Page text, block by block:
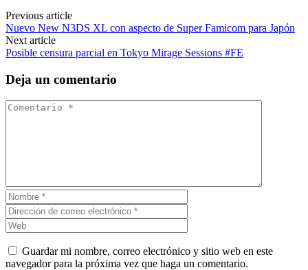
Previous article
Nuevo New N3DS XL con aspecto de Super Famicom para Japón
Next article
Posible censura parcial en Tokyo Mirage Sessions #FE
Deja un comentario
Guardar mi nombre, correo electrónico y sitio web en este
navegador para la próxima vez que haga un comentario.